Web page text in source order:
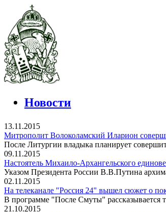
Новости
13.11.2015
Митрополит Волоколамский Иларион
После Литургии владыка планирует
09.11.2015
Настоятель Михаило-Архангельского
Указом Президента России В.В.Путина
02.11.2015
На телеканале "Россия 24" вышел сюжет о
В программе "После Смуты"
21.10.2015